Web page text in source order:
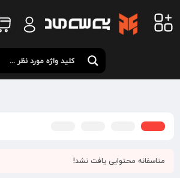
متاسفانه محتوایی یافت نشد!